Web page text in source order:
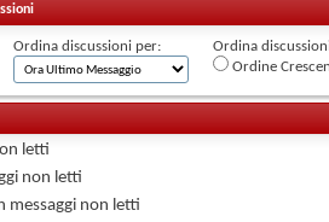
Ordina discussioni per:
Ordina
Ordine
letti
non letti
messaggi non letti